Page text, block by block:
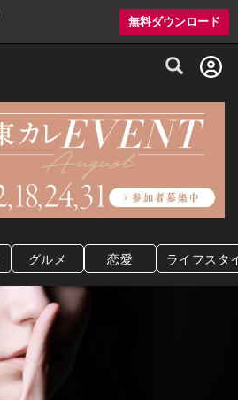
無料ダウンロード
グルメ情報・プレミアムレストラン予約
グルメ 恋愛 ライフスタ